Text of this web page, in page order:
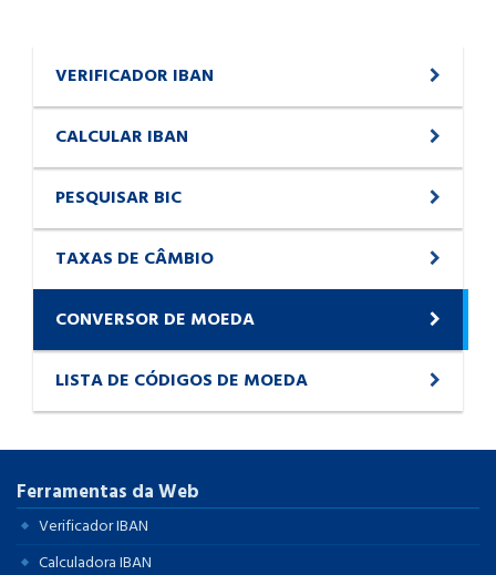
VERIFICADOR IBAN
CALCULAR IBAN
PESQUISAR BIC
TAXAS DE CÂMBIO
CONVERSOR DE MOEDA
LISTA DE CÓDIGOS DE MOEDA
Ferramentas da Web
Verificador IBAN
Calculadora IBAN